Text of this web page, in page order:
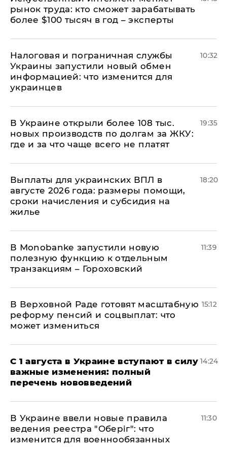
рынок труда: кто сможет зарабатывать
более $100 тысяч в год – эксперты
Налоговая и пограничная службы
Украины запустили новый обмен
информацией: что изменится для
украинцев
10:32
В Украине открыли более 108 тыс.
новых производств по долгам за ЖКУ:
где и за что чаще всего не платят
19:35
Выплаты для украинских ВПЛ в
августе 2026 года: размеры помощи,
сроки начисления и субсидия на
жилье
18:20
В Мonobankе запустили новую
полезную функцию к отдельным
транзакциям – Гороховский
11:39
В Верховной Раде готовят масштабную
реформу пенсий и соцвыплат: что
может измениться
15:12
С 1 августа в Украине вступают в силу
важные изменения: полный
перечень нововведений
14:24
В Украине ввели новые правила
ведения реестра "Оберіг": что
изменится для военнообязанных
11:30